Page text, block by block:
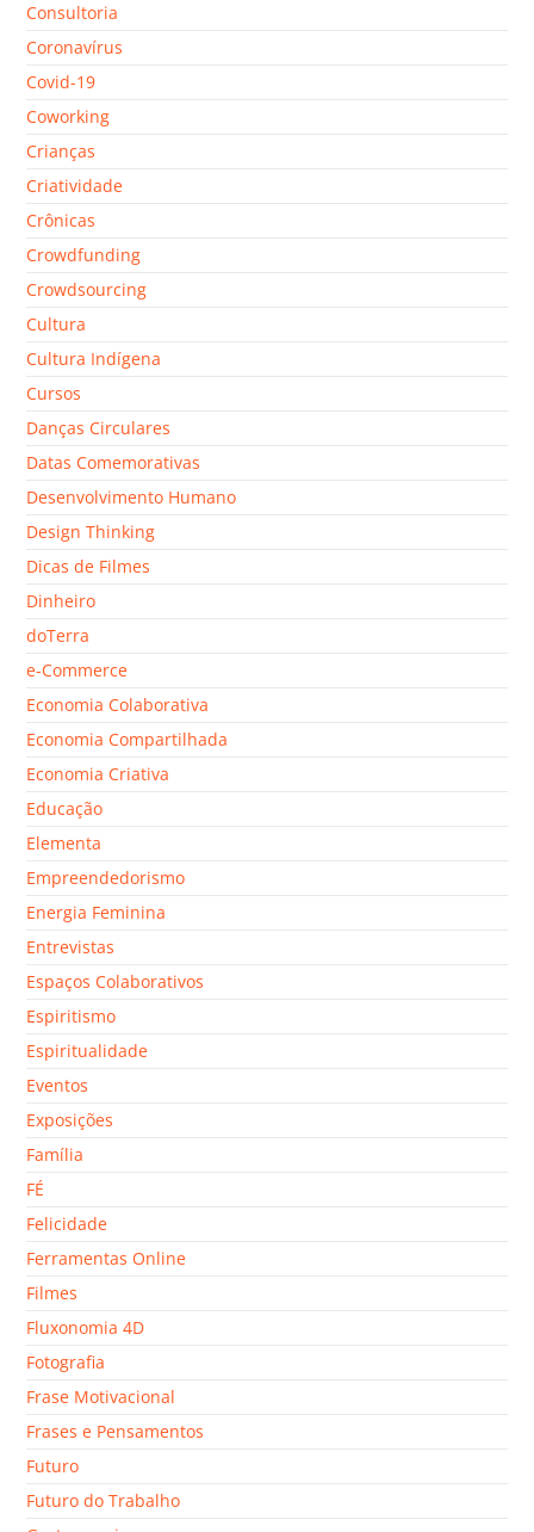
Consultoria
Coronavírus
Covid-19
Coworking
Crianças
Criatividade
Crônicas
Crowdfunding
Crowdsourcing
Cultura
Cultura Indígena
Cursos
Danças Circulares
Datas Comemorativas
Desenvolvimento Humano
Design Thinking
Dicas de Filmes
Dinheiro
doTerra
e-Commerce
Economia Colaborativa
Economia Compartilhada
Economia Criativa
Educação
Elementa
Empreendedorismo
Energia Feminina
Entrevistas
Espaços Colaborativos
Espiritismo
Espiritualidade
Eventos
Exposições
Família
FÉ
Felicidade
Ferramentas Online
Filmes
Fluxonomia 4D
Fotografia
Frase Motivacional
Frases e Pensamentos
Futuro
Futuro do Trabalho